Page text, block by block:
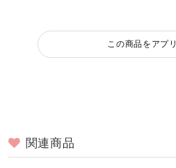
この商品をアプ
関連商品